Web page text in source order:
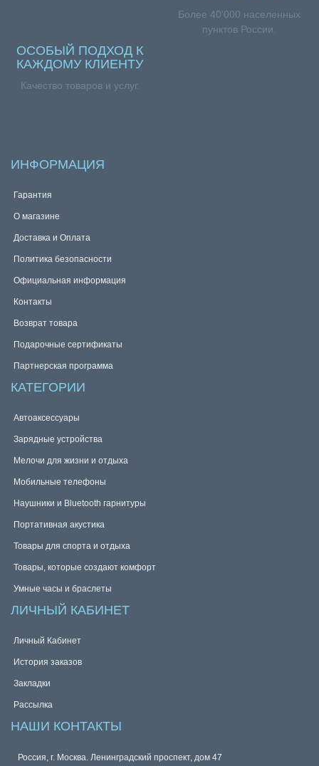
Более 40’000 населенных
пунктов России.
ОСОБЫЙ ПОДХОД К
КАЖДОМУ КЛИЕНТУ
Качество товаров и услуг.
ИНФОРМАЦИЯ
Гарантия
О магазине
Доставка и Оплата
Политика безопасности
Официальная информация
Контакты
Возврат товара
Подарочные сертификаты
Партнерская программа
КАТЕГОРИИ
Автоаксессуары
Зарядные устройства
Мелочи для жизни и отдыха
Мобильные телефоны
Наушники и Bluetooth гарнитуры
Портативная акустика
Товары для спорта и отдыха
Товары, которые создают комфорт
Умные часы и браслеты
ЛИЧНЫЙ КАБИНЕТ
Личный Кабинет
История заказов
Закладки
Рассылка
НАШИ КОНТАКТЫ
Россия, г. Москва. Ленинградский проспект, дом 47